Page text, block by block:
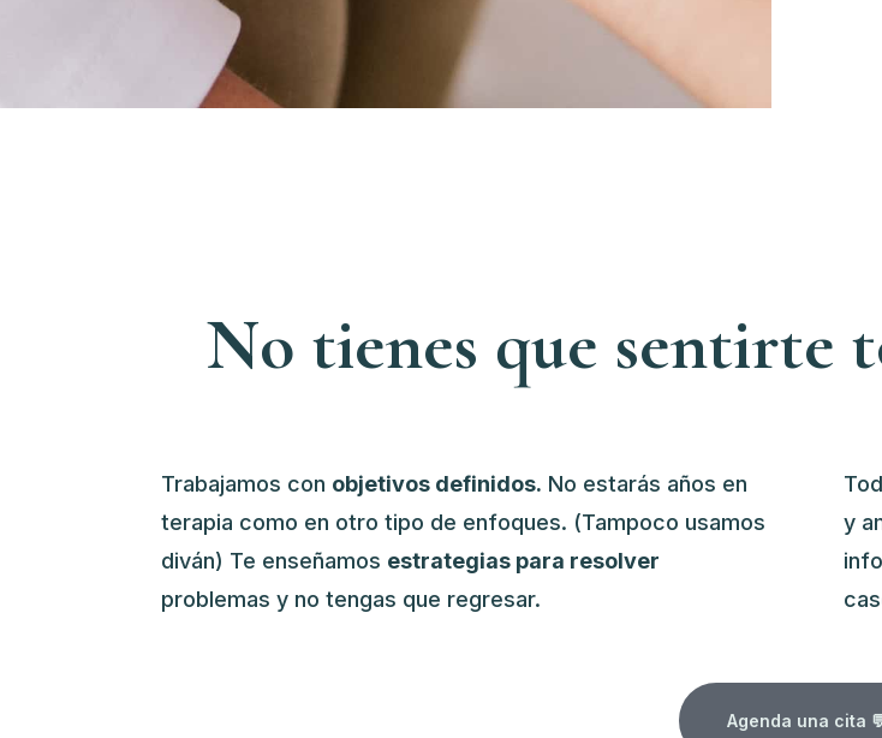
No tienes que sentirte
Trabajamos con objetivos definidos. No estarás años en
terapia como en otro tipo de enfoques. (Tampoco usamos
diván) Te enseñamos estrategias para resolver
problemas y no tengas que regresar.
y
Agenda una cita